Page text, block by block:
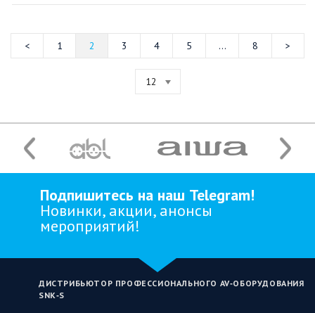
1 2 3 4 5 ... 8
12
Подпишитесь на наш Telegram!
Новинки, акции, анонсы
мероприятий!
ДИСТРИБЬЮТОР ПРОФЕССИОНАЛЬНОГО AV‑ОБОРУДОВАНИЯ
SNK‑S